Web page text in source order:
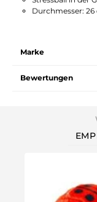
Durchmesser: 26
Marke
Bewertungen